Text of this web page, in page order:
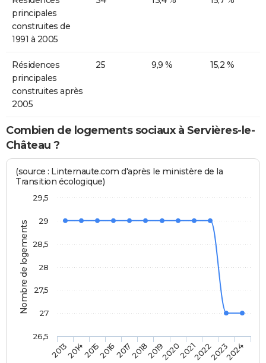
principales
construites de
1991 à 2005
Résidences
principales
construites après
2005
25 9,9 % 15,2 %
Combien de logements sociaux à Servières-le-
Château ?
Nombre de logements
(source : Linternaute.com d'après le ministère de la
Transition écologique)
201320142015201620172018201920202021202220232024
26,5
27
27,5
28
28,5
29
29,5